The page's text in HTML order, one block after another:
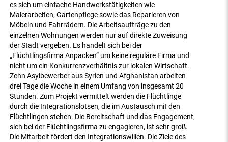
es sich um einfache Handwerkstätigkeiten wie
Malerarbeiten, Gartenpflege sowie das Reparieren von
Möbeln und Fahrrädern. Die Arbeitsaufträge zu den
einzelnen Wohnungen werden nur auf direkte Zuweisung
der Stadt vergeben. Es handelt sich bei der
„Flüchtlingsfirma Anpacken“ um keine reguläre Firma und
nicht um ein Konkurrenzverhältnis zur lokalen Wirtschaft.
Zehn Asylbewerber aus Syrien und Afghanistan arbeiten
drei Tage die Woche in einem Umfang von insgesamt 20
Stunden. Zum Projekt vermittelt werden die Flüchtlinge
durch die Integrationslotsen, die im Austausch mit den
Flüchtlingen stehen. Die Bereitschaft und das Engagement,
sich bei der Flüchtlingsfirma zu engagieren, ist sehr groß.
Die Mitarbeit fördert den Integrationswillen. Die Ziele des